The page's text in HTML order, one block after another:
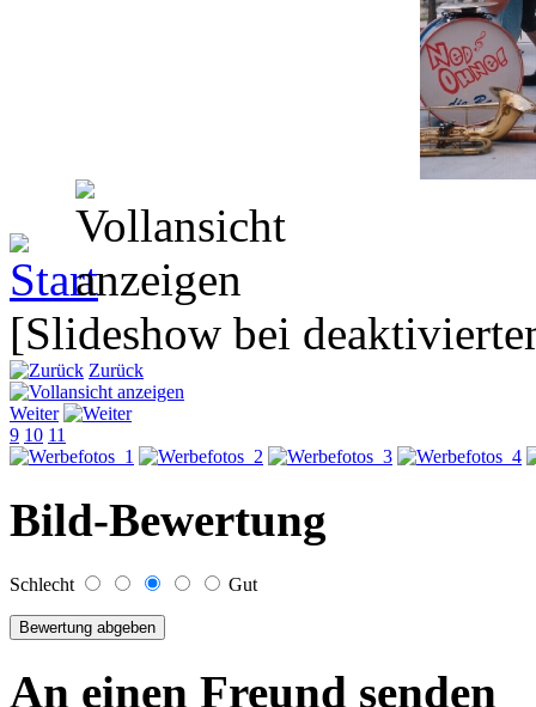
[Slideshow bei
Zurück
Weiter
9 10 11
Bild-Bewertung
Schlecht Gut
An einen Freund senden